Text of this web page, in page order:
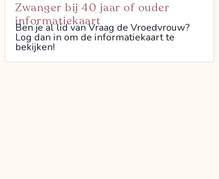
Zwanger bij 40 jaar of ouder
informatiekaart
Ben je al lid van Vraag de Vroedvrouw?
Log dan in om de informatiekaart te
bekijken!